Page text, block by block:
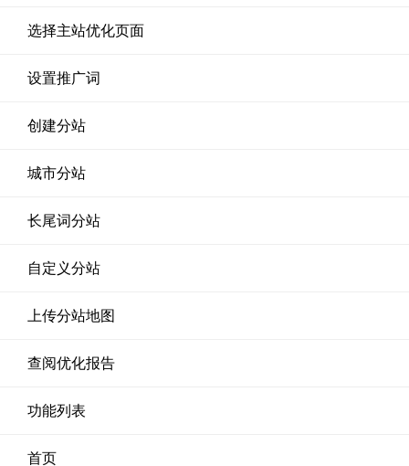
选择主站优化页面
设置推广词
创建分站
城市分站
长尾词分站
自定义分站
上传分站地图
查阅优化报告
功能列表
首页